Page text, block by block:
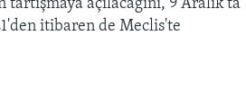
açılacağını, 9 Aralık'ta
itibaren de Meclis'te